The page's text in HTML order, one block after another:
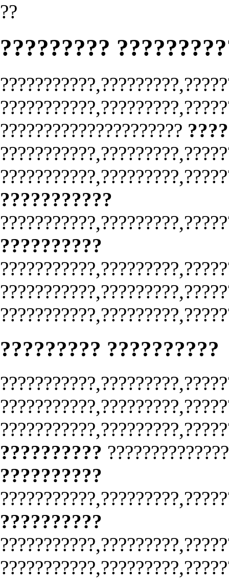
??
?????????
?????????????????????
???????????
??????????
????????? ??????????
??????????
??????????
??????????